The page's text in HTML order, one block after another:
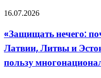
Подмосковье
для
жизни
«Защищать
почему
молодое
поколение
Литвы
16.07.2026
«Защищать нечего:
Латвии, Литвы и
пользу